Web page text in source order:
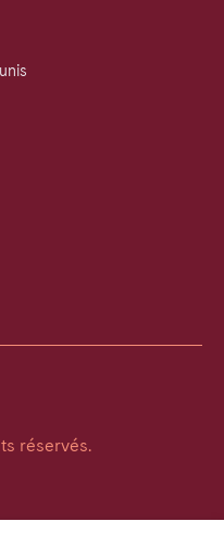
réservés.